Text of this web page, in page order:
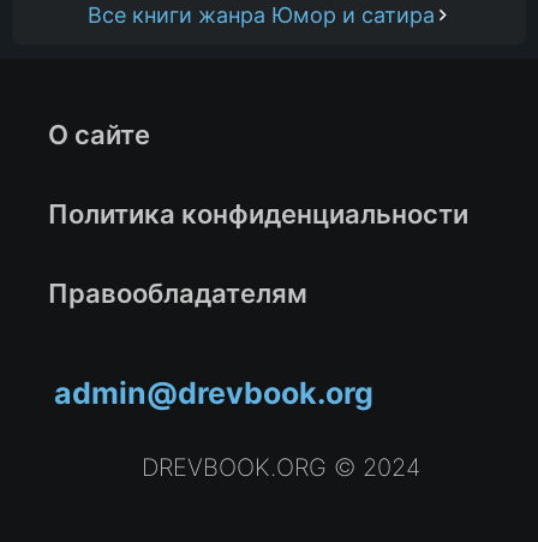
Все книги жанра Юмор и сатира
О сайте
Политика конфиденциальности
Правообладателям
admin@drevbook.org
DREVBOOK.ORG © 2024